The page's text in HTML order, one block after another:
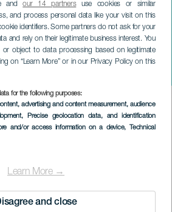
andour 14 partnersuse cookies or similar
and process personal data like your visit on this
identifiers. Some partners do not ask for your
and rely on their legitimate business interest. You
or object to data processing based on legitimate
on “Learn More” or in our Privacy Policy on this
for the following purposes:
advertising and content measurement, audience
, Precise geolocation data, and identification
and/or access information on a device, Technical
Learn More →
and close